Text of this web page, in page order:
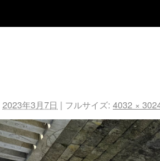
2023年3月7日 | フルサイズ: 4032 ×